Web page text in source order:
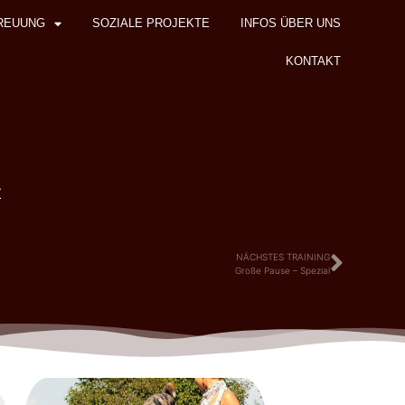
SOZIALE PROJEKTE INFOS ÜBER UNS
KONTAKT
NÄCHSTES TRAINING
Große Pause – Spezial